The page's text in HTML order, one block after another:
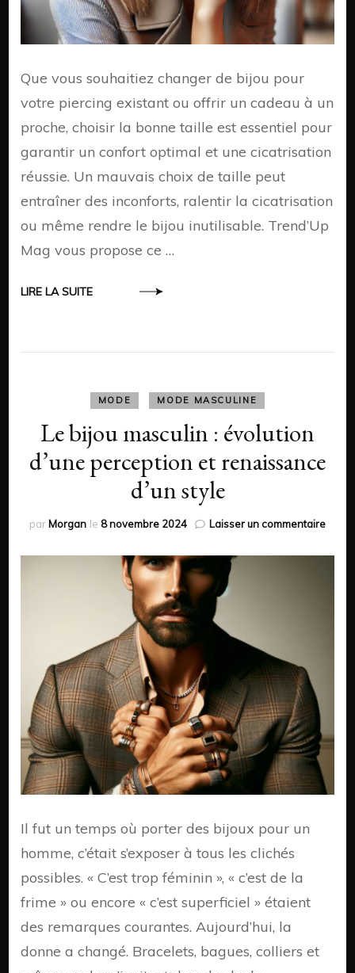
Que vous souhaitiez changer de bijou pour
votre piercing existant ou offrir un cadeau à un
proche, choisir la bonne taille est essentiel pour
garantir un confort optimal et une cicatrisation
réussie. Un mauvais choix de taille peut
entraîner des inconforts, ralentir la cicatrisation
ou même rendre le bijou inutilisable. Trend’Up
Mag vous propose ce …
LIRE LA SUITE
MODE MODE MASCULINE
Le bijou masculin : évolution
d’une perception et renaissance
d’un style
par Morgan le 8 novembre 2024 Laisser un commentairesur
bijou
Il fut un temps où porter des bijoux pour un
homme, c’était s’exposer à tous les clichés
possibles. « C’est trop féminin », « c’est de la
frime » ou encore « c’est superficiel » étaient
des remarques courantes. Aujourd’hui, la
donne a changé. Bracelets, bagues, colliers et